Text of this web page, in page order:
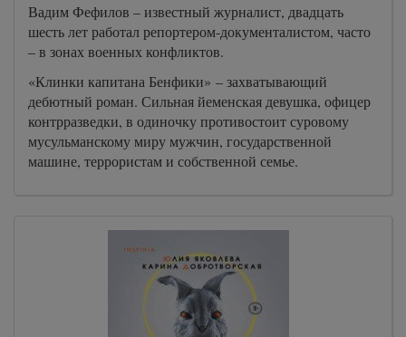
Вадим Фефилов – известный журналист, двадцать
шесть лет работал репортером-документалистом, часто
– в зонах военных конфликтов.
«Клинки капитана Бенфики» – захватывающий
дебютный роман. Сильная йеменская девушка, офицер
контрразведки, в одиночку противостоит суровому
мусульманскому миру мужчин, государственной
машине, террористам и собственной семье.